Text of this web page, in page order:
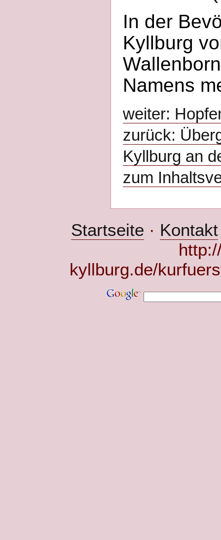
In der
Kyllburg
Namens
weiter:
zurück:
Kyllburg an
zum
Startseite · Kontakt
kyllburg.de/